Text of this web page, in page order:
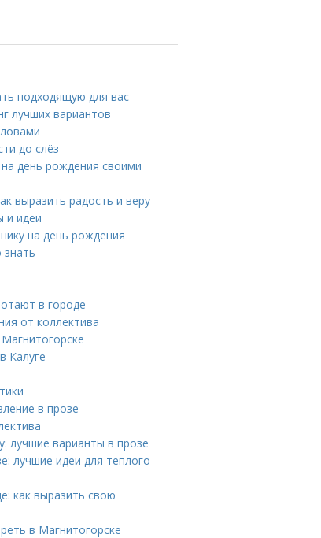
подходящую для вас
лучших вариантов
до слёз
день рождения своими
выразить радость и веру
и идеи
на день рождения
в городе
от коллектива
Калуге
в прозе
лучшие варианты в прозе
лучшие идеи для теплого
как выразить свою
в Магнитогорске